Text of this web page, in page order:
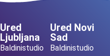
Ured
Ljubljana
Baldinistudio
Ured Novi
Sad
Baldinistudio